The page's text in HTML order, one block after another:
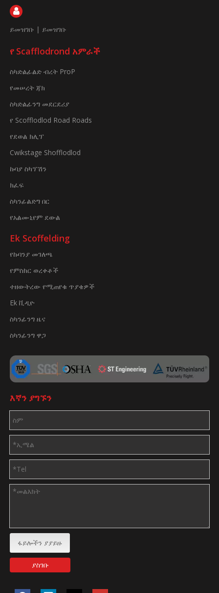
ይመዝገቡ | ይመዝገቡ
የ Scafflodrond አምራች
ስካድልፊልድ ብረት ProP
የመሠረት ጃክ
ስካድልፊንግ መደርደሪያ
የ Scofflodlod Road Roads
የደወል ክሊፕ
Cwikstage Shofflodlod
ኩባያ ስካፕሽን
ክፈፍ
ስካንፊልድግ በር
የአልሙኒየም ደውል
Ek Scoffelding
የኩባንያ መገለጫ
የምስክር ወረቀቶች
ተዘውትረው የሚጠየቁ ጥያቄዎች
Ek ቪዲዮ
ስካንፊንግ ዜና
ስካንፊንግ ዋጋ
እኛን ያግኙን
ፋይሎችን ያያይዙ
ያስገቡ